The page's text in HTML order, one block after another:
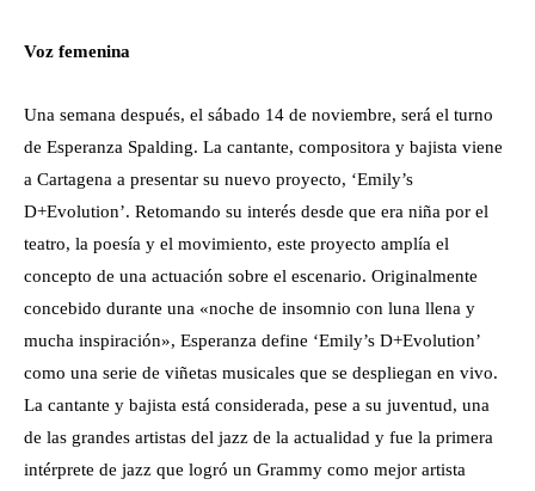
Voz femenina
Una semana después, el sábado 14 de noviembre, será el turno
de Esperanza Spalding. La cantante, compositora y bajista viene
a Cartagena a presentar su nuevo proyecto, ‘Emily’s
D+Evolution’. Retomando su interés desde que era niña por el
teatro, la poesía y el movimiento, este proyecto amplía el
concepto de una actuación sobre el escenario. Originalmente
concebido durante una «noche de insomnio con luna llena y
mucha inspiración», Esperanza define ‘Emily’s D+Evolution’
como una serie de viñetas musicales que se despliegan en vivo.
La cantante y bajista está considerada, pese a su juventud, una
de las grandes artistas del jazz de la actualidad y fue la primera
intérprete de jazz que logró un Grammy como mejor artista